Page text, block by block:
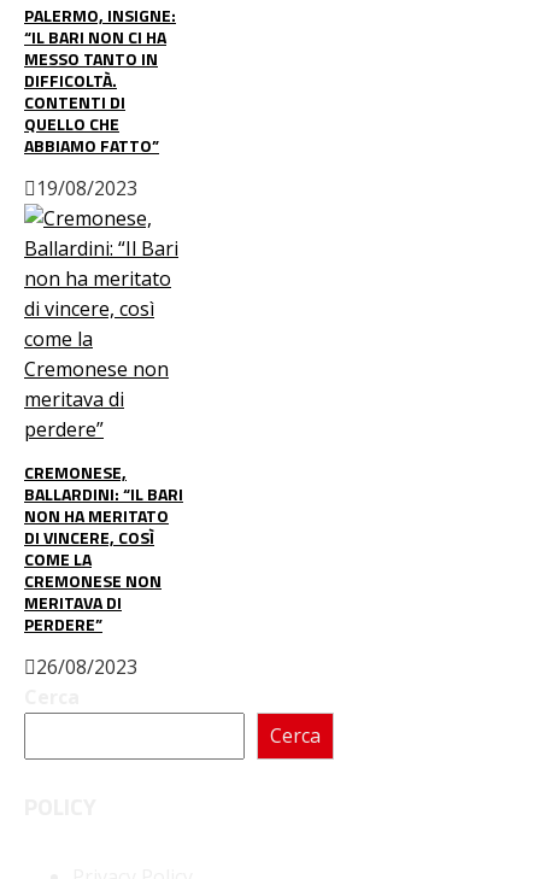
PALERMO, INSIGNE:
“IL BARI NON CI HA
MESSO TANTO IN
DIFFICOLTÀ.
CONTENTI DI
QUELLO CHE
ABBIAMO FATTO”
19/08/2023
CREMONESE,
BALLARDINI: “IL BARI
NON HA MERITATO
DI VINCERE, COSÌ
COME LA
CREMONESE NON
MERITAVA DI
PERDERE”
26/08/2023
Cerca